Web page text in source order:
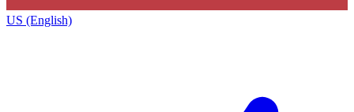
US (English)